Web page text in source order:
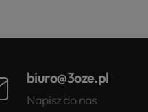
biuro@3oze.pl
Napisz do nas